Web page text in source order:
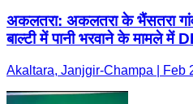
अकलतरा: अकलतरा के भैंसतरा
बाल्टी में पानी भरवाने के मामले में
Akaltara, Janjgir-Champa | Feb